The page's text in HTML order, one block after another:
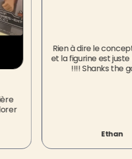
Rien à dire le
et la figurine est
!!!! Shanks the
Ethan